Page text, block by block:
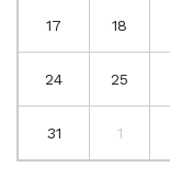
17 18
24 25
31 1